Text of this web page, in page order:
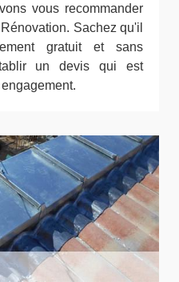
vous recommander
Sachez qu'il
gratuit et sans
un devis qui est